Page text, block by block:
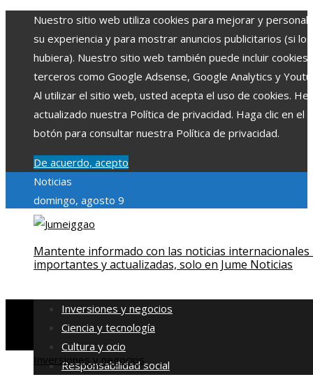
Nuestro sitio web utiliza cookies para mejorar y
su experiencia y para mostrar anuncios publicitarios (si los
hubiera). Nuestro sitio web también puede incluir cookies
terceros como Google Adsense, Google Analytics y
Al utilizar el sitio web, usted acepta el uso de cookies.
actualizado nuestra Política de privacidad. Haga clic en el
botón para consultar nuestra Política de privacidad.
De acuerdo, acepto
Noticias
domingo, agosto 9
Mantente informado con las noticias internacionales
importantes y actualizadas, solo en Jume Noticias
Inversiones y negocios
Ciencia y tecnología
Cultura y ocio
Responsabilidad social
Inversiones y negocios